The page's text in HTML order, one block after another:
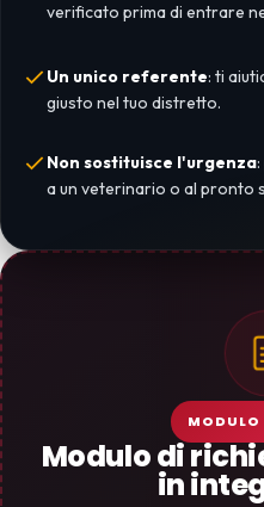
verificato prima di entrare
Un unico referente: ti
giusto nel tuo distretto.
Non sostituisce l'urgenza
a un veterinario o al pronto
MODULO
Modulo di
in